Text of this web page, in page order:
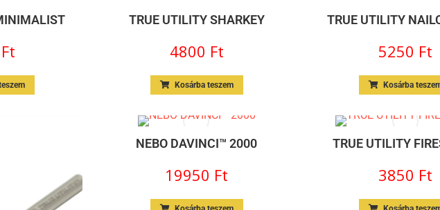
Ft
TRUE UTILITY SHARKEY
4800 Ft
Kosárba teszem
TRUE UTILITY
5250 Ft
Kosárba
NEBO DAVINCI™ 2000
19950 Ft
TRUE UTILITY
3850 Ft